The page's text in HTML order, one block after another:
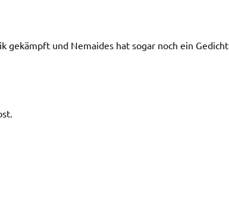
gekämpft und Nemaides hat sogar noch ein Gedicht